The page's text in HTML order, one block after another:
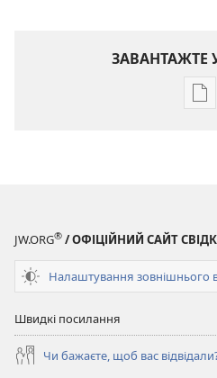
ЗАВАНТАЖТЕ
JW.ORG® / ОФІЦІЙНИЙ САЙТ
Налаштування зовнішнього
Швидкі посилання
Чи бажаєте, щоб вас